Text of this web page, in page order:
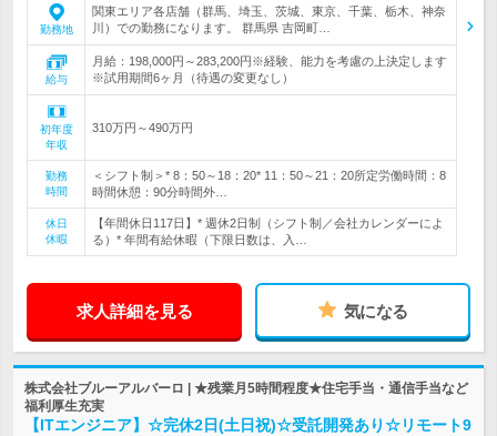
勤務地
関東エリア各店舗（群馬、埼玉、茨城、東京、千葉、栃木、神奈
川）での勤務になります。 群馬県 吉岡町…
給与
月給：198,000円～283,200円※経験、能力を考慮の上決定します
※試用期間6ヶ月（待遇の変更なし）
初年度
年収
310万円～490万円
勤務
時間
＜シフト制＞* 8：50～18：20* 11：50～21：20所定労働時間：8
時間休憩：90分時間外…
休日
休暇
【年間休日117日】* 週休2日制（シフト制／会社カレンダーによ
る）* 年間有給休暇（下限日数は、入…
求人詳細を見る 気になる
株式会社ブルーアルバーロ | ★残業月5時間程度★住宅手当・通信手当など
福利厚生充実
【ITエンジニア】☆完休2日(土日祝)☆受託開発あり☆リモート9